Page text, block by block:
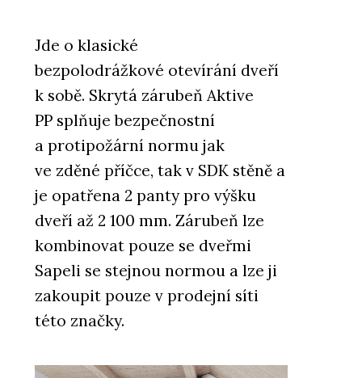
Jde o klasické
bezpolodrážkové otevírání dveří
k sobě. Skrytá zárubeň Aktive
PP splňuje bezpečnostní
a protipožární normu jak
ve zděné příčce, tak v SDK stěně a
je opatřena 2 panty pro výšku
dveří až 2 100 mm. Zárubeň lze
kombinovat pouze se dveřmi
Sapeli se stejnou normou a lze ji
zakoupit pouze v prodejní síti
této značky.